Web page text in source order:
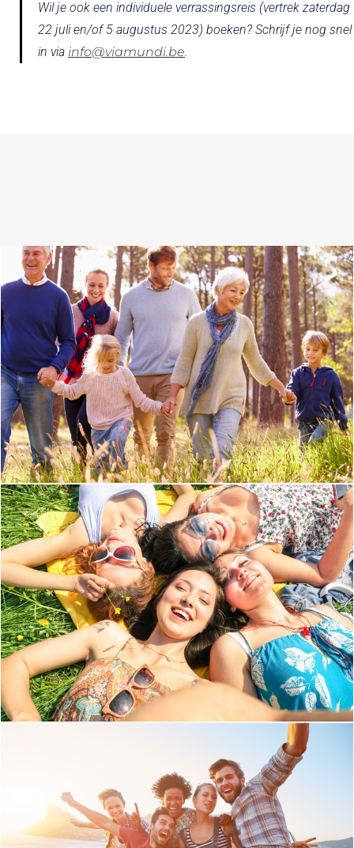
Wil je ook een individuele verrassingsreis (vertrek zaterdag
22 juli en/of 5 augustus 2023) boeken? Schrijf je nog snel
in via info@viamundi.be.